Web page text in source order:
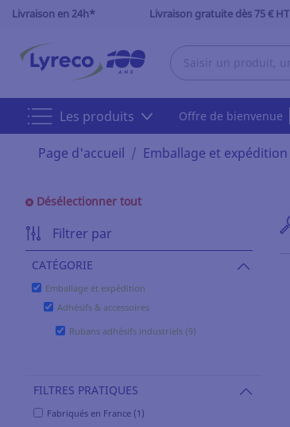
Livraison en 24h* Livraison gratuite dès 75 € HT
Les produits Offre de bienvenue
Page d'accueil Emballage et expédition
Désélectionner tout
Filtrer par
CATÉGORIE
Emballage et expédition
Adhésifs & accessoires
Rubans adhésifs industriels (9)
FILTRES PRATIQUES
Fabriqués en France (1)